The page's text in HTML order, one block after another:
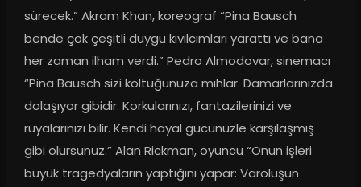
sürecek.” Akram Khan, koreograf “Pina Bausch
bende çok çeşitli duygu kıvılcımları yarattı ve bana
her zaman ilham verdi.” Pedro Almodovar, sinemacı
“Pina Bausch sizi koltuğunuza mıhlar. Damarlarınızda
dolaşıyor gibidir. Korkularınızı, fantazilerinizi ve
rüyalarınızı bilir. Kendi hayal gücünüzle karşılaşmış
gibi olursunuz.” Alan Rickman, oyuncu “Onun işleri
büyük tragedyaların yaptığını yapar: Varoluşun